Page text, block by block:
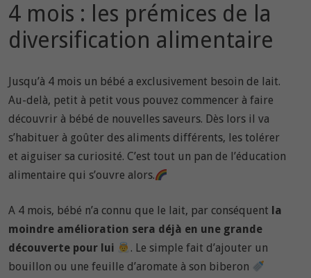
4 mois : les prémices de la
diversification alimentaire
Jusqu’à 4 mois un bébé a exclusivement besoin de lait.
Au-delà, petit à petit vous pouvez commencer à faire
découvrir à bébé de nouvelles saveurs. Dès lors il va
s’habituer à goûter des aliments différents, les tolérer
et aiguiser sa curiosité. C’est tout un pan de l’éducation
alimentaire qui s’ouvre alors.
A 4 mois, bébé n’a connu que le lait, par conséquent la
moindre amélioration sera déjà en une grande
découverte pour lui
. Le simple fait d’ajouter un
bouillon ou une feuille d’aromate à son biberon